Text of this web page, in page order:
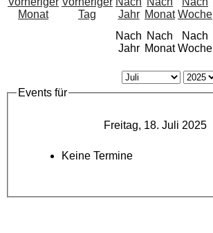
Nach
Jahr
Nach
Monat
Nach
Woche
Events für
Freitag, 18. Juli 2025
Keine Termine